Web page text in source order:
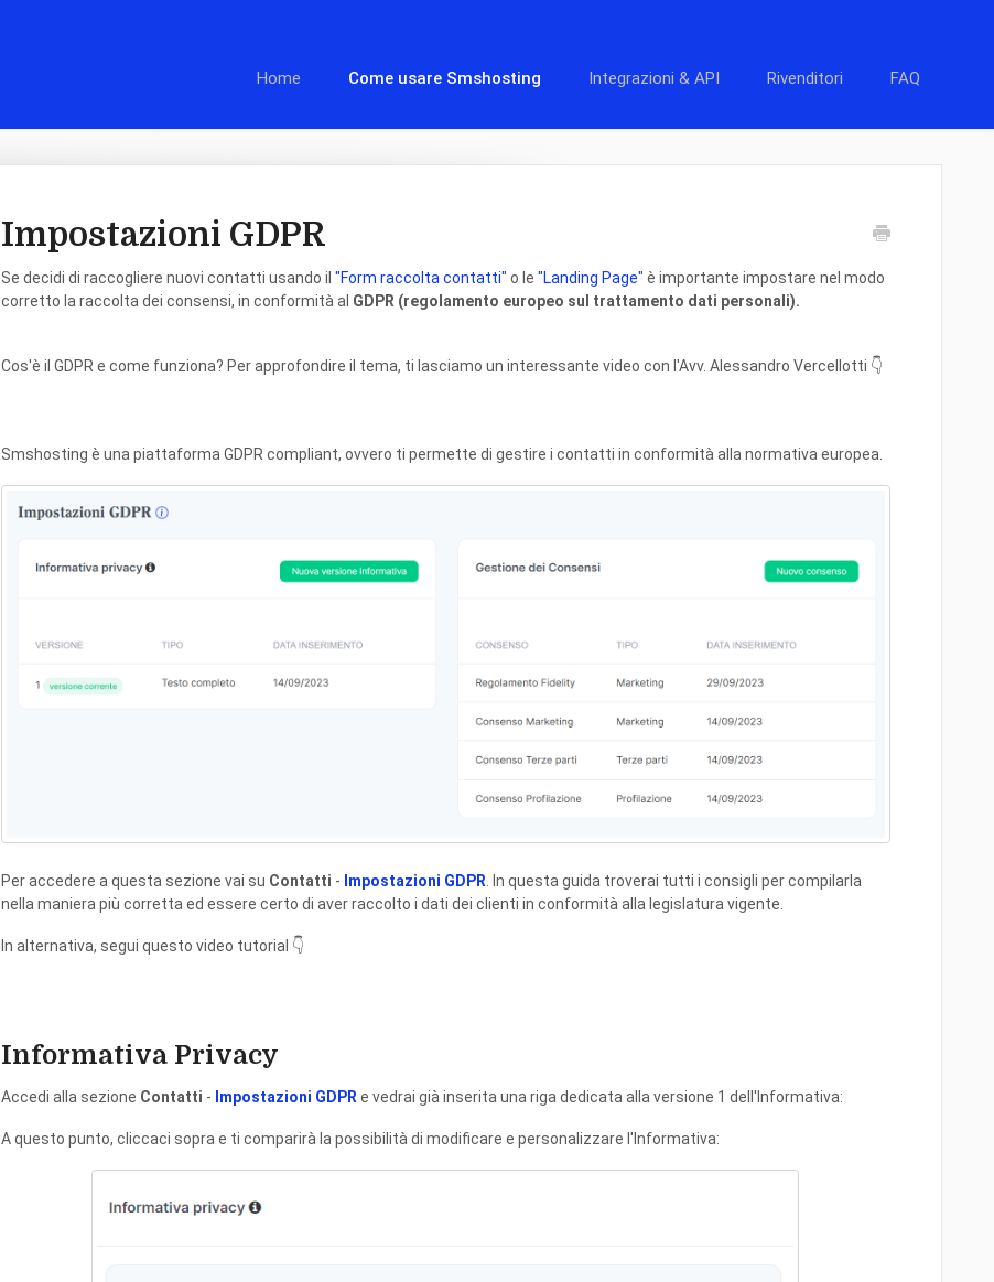
Home Come usare Smshosting Integrazioni & API Rivenditori FAQ
Impostazioni GDPR
Se decidi di raccogliere nuovi contatti usando il "Form raccolta contatti" o le "Landing Page" è importante impostare nel modo
corretto la raccolta dei consensi, in conformità al GDPR (regolamento europeo sul trattamento dati personali).
Cos'è il GDPR e come funziona? Per approfondire il tema, ti lasciamo un interessante video con l'Avv. Alessandro Vercellotti 👇
Smshosting è una piattaforma GDPR compliant, ovvero ti permette di gestire i contatti in conformità alla normativa europea.
Per accedere a questa sezione vai su Contatti - Impostazioni GDPR . In questa guida troverai tutti i consigli per compilarla
nella maniera più corretta ed essere certo di aver raccolto i dati dei clienti in conformità alla legislatura vigente.
In alternativa, segui questo video tutorial 👇
Informativa Privacy
Accedi alla sezione Contatti - Impostazioni GDPR e vedrai già inserita una riga dedicata alla versione 1 dell'Informativa:
A questo punto, cliccaci sopra e ti comparirà la possibilità di modificare e personalizzare l'Informativa: